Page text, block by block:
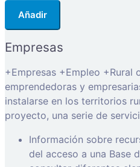
Añadir
Empresas
+Empresas +Empleo +Rural
emprendedoras y
instalarse en los territorios
proyecto, una serie de
Información sobre
del acceso a una Base